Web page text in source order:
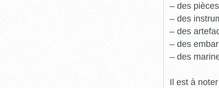
– des
– des
– des
– des
– des
Il est à